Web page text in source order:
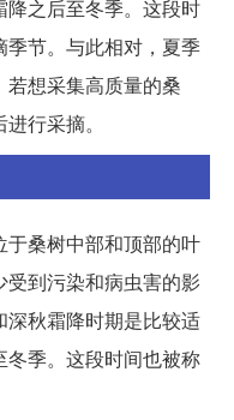
之后至冬季。这段时
节。与此相对，夏季
想采集高质量的桑
行采摘。
桑树中部和顶部的叶
到污染和病虫害的影
秋霜降时期是比较适
季。这段时间也被称